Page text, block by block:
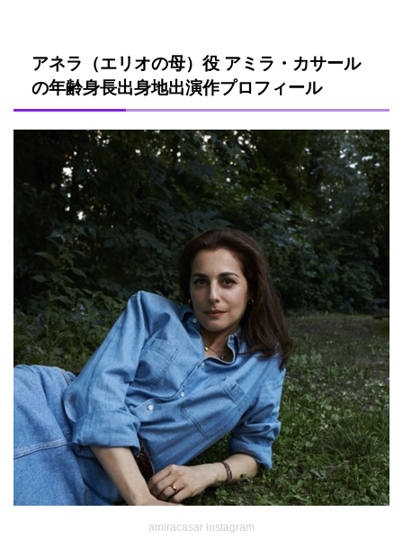
アネラ（エリオの母）役 アミラ・カサール
の年齢身長出身地出演作プロフィール
amiracasar instagram